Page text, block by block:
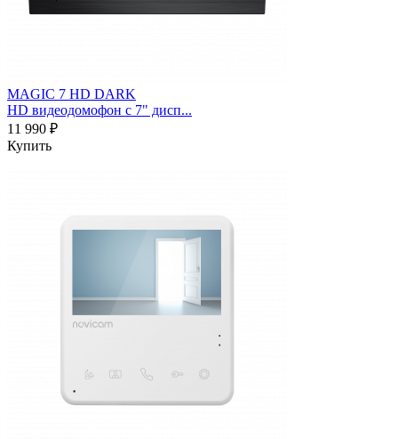
MAGIC 7 HD DARK
HD видеодомофон с 7" дисп...
11 990 ₽
Купить